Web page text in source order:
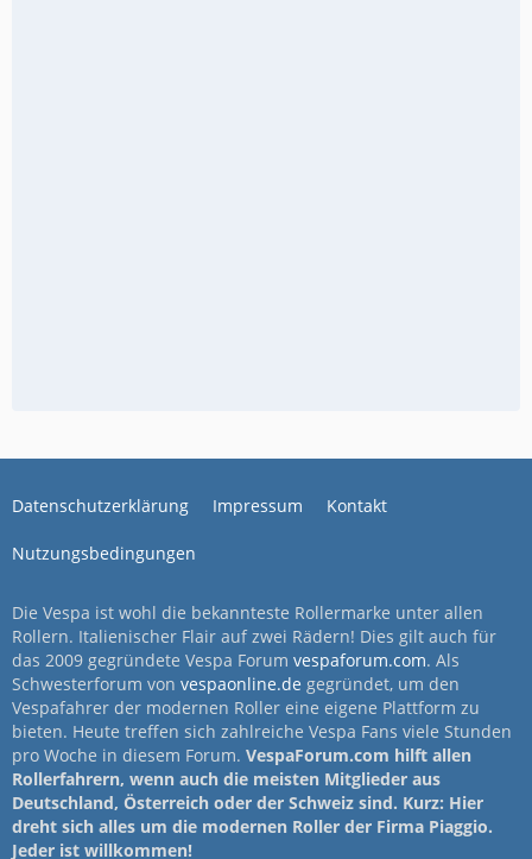
Datenschutzerklärung Impressum Kontakt
Nutzungsbedingungen
Die Vespa ist wohl die bekannteste Rollermarke unter allen
Rollern. Italienischer Flair auf zwei Rädern! Dies gilt auch für
das 2009 gegründete Vespa Forum vespaforum.com. Als
Schwesterforum von vespaonline.de gegründet, um den
Vespafahrer der modernen Roller eine eigene Plattform zu
bieten. Heute treffen sich zahlreiche Vespa Fans viele Stunden
pro Woche in diesem Forum. VespaForum.com hilft allen
Rollerfahrern, wenn auch die meisten Mitglieder aus
Deutschland, Österreich oder der Schweiz sind. Kurz: Hier
dreht sich alles um die modernen Roller der Firma Piaggio.
Jeder ist willkommen!